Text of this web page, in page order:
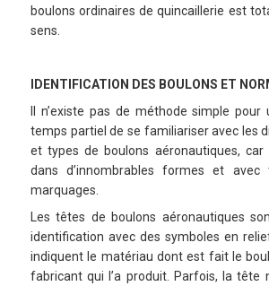
boulons ordinaires de quincaillerie est
sens.
IDENTIFICATION DES BOULONS ET
Il n’existe pas de méthode simple
temps partiel de se familiariser avec les
et types de boulons aéronautiques,
dans d’innombrables formes et
marquages.
Les têtes de boulons aéronautiques
identification avec des symboles en
indiquent le matériau dont est fait le
fabricant qui l’a produit. Parfois, la tête